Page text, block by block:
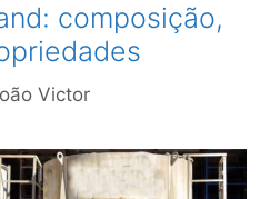
composição,
Victor